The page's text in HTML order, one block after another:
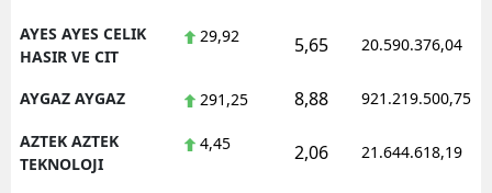
AYES AYES CELIK
HASIR VE CIT
29,92 5,65 20.590.376,04
AYGAZ AYGAZ 291,25 8,88 921.219.500,75
AZTEK AZTEK
TEKNOLOJI
4,45 2,06 21.644.618,19